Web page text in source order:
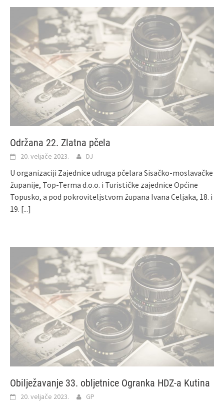
Održana 22. Zlatna pčela
20. veljače 2023. DJ
U organizaciji Zajednice udruga pčelara Sisačko-moslavačke
županije, Top-Terma d.o.o. i Turističke zajednice Općine
Topusko, a pod pokroviteljstvom župana Ivana Celjaka, 18. i
19. [...]
Obilježavanje 33. obljetnice Ogranka HDZ-a Kutina
20. veljače 2023. GP